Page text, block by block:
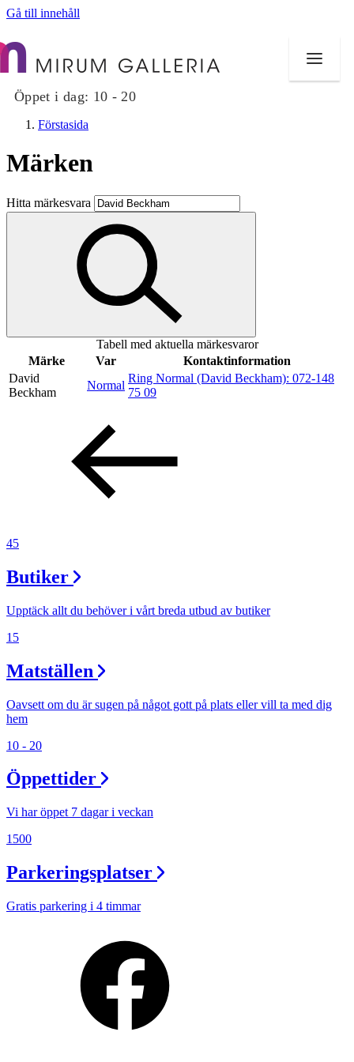
Gå till innehåll
Öppet i dag: 10 - 20
Butiker
Mat och dryck
Evenemang
Kundklubb
Inspiration
Lediga jobb
Magasin
Min Shopping-app
Förstasida
Märken
Hitta märkesvara
Tabell med aktuella märkesvaror
Märke
Var
Kontaktinformation
David
Beckham
Normal
Ring Normal (David Beckham): 072-148
75 09
45
Butiker
Upptäck allt du behöver i vårt breda utbud av butiker
15
Matställen
Oavsett om du är sugen på något gott på plats eller vill ta med dig
hem
10 - 20
Öppettider
Vi har öppet 7 dagar i veckan
1500
Parkeringsplatser
Gratis parkering i 4 timmar